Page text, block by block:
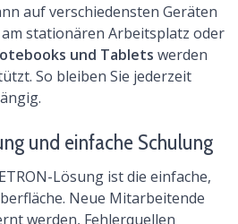
auf verschiedensten Geräten
stationären Arbeitsplatz oder
und Tablets werden
So bleiben Sie jederzeit
und einfache Schulung
Lösung ist die einfache,
Neue Mitarbeitende
werden, Fehlerquellen